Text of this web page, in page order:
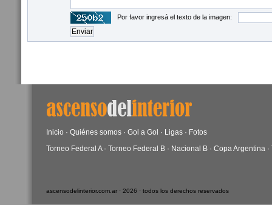
Por favor ingresá el texto de la imagen:
Inicio · Quiénes somos · Gol a Gol · Ligas · Fotos
Torneo Federal A· Torneo Federal B · Nacional B · Copa Argentina ·
ascensodelinterior.com.ar · 2026 · todos los derechos reservados